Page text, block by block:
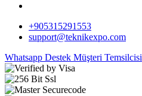
+905315291553
support@teknikexpo.com
Whatsapp Destek Müşteri Temsilcisi